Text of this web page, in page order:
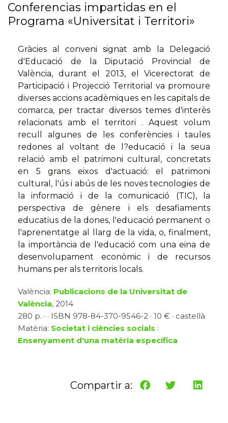
Conferencias impartidas en el
Programa «Universitat i Territori»
Gràcies al conveni signat amb la Delegació
d'Educació de la Diputació Provincial de
València, durant el 2013, el Vicerectorat de
Participació i Projecció Territorial va promoure
diverses accions acadèmiques en les capitals de
comarca, per tractar diversos temes d'interès
relacionats amb el territori . Aquest volum
recull algunes de les conferències i taules
redones al voltant de l?educació i la seua
relació amb el patrimoni cultural, concretats
en 5 grans eixos d'actuació: el patrimoni
cultural, l'ús i abús de les noves tecnologies de
la informació i de la comunicació (TIC), la
perspectiva de gènere i els desafiaments
educatius de la dones, l'educació permanent o
l'aprenentatge al llarg de la vida, o, finalment,
la importància de l'educació com una eina de
desenvolupament econòmic i de recursos
humans per als territoris locals.
València: Publicacions de la Universitat de
València, 2014
280 p. · · ISBN 978-84-370-9546-2 · 10 € · castellà
Matèria: Societat i ciències socials :
Ensenyament d'una matèria específica
Compartir a: